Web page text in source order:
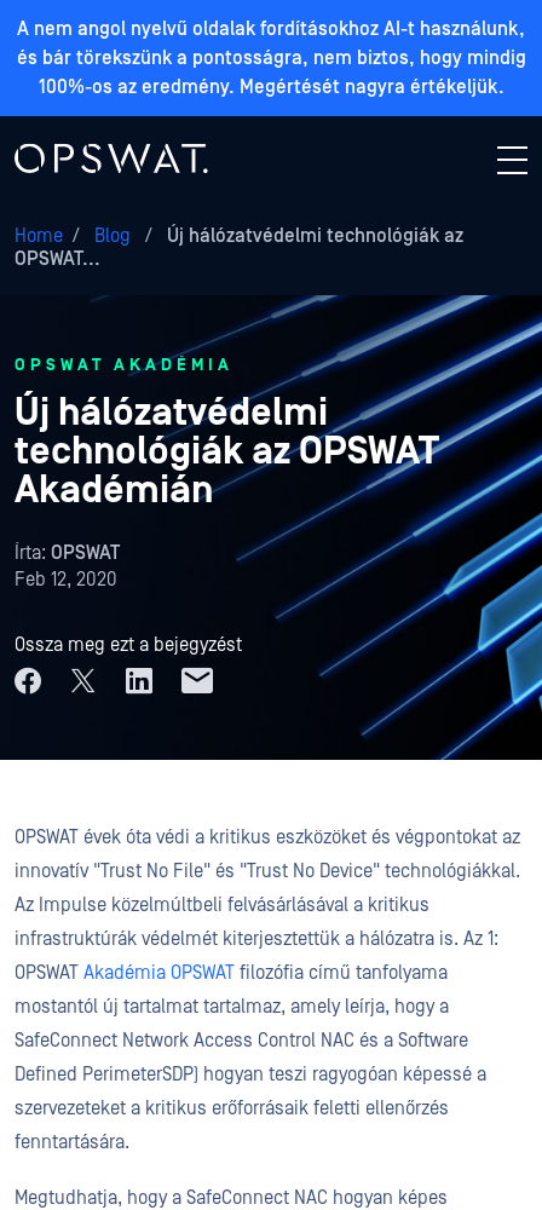
A nem angol nyelvű oldalak fordításokhoz AI-t használunk,
és bár törekszünk a pontosságra, nem biztos, hogy mindig
100%-os az eredmény. Megértését nagyra értékeljük.
Home / Blog /
Új hálózatvédelmi technológiák az
OPSWAT...
OPSWAT AKADÉMIA
Új hálózatvédelmi
technológiák az OPSWAT
Akadémián
Írta: OPSWAT
Feb 12, 2020
Ossza meg ezt a bejegyzést
OPSWAT évek óta védi a kritikus eszközöket és végpontokat az
innovatív "Trust No File" és "Trust No Device" technológiákkal.
Az Impulse közelmúltbeli felvásárlásával a kritikus
infrastruktúrák védelmét kiterjesztettük a hálózatra is. Az 1:
OPSWAT Akadémia OPSWAT filozófia című tanfolyama
mostantól új tartalmat tartalmaz, amely leírja, hogy a
SafeConnect Network Access Control NAC és a Software
Defined PerimeterSDP) hogyan teszi ragyogóan képessé a
szervezeteket a kritikus erőforrásaik feletti ellenőrzés
fenntartására.
Megtudhatja, hogy a SafeConnect NAC hogyan képes